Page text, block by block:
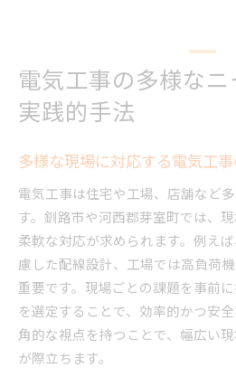
電気工事の多様なニ
実践的手法
多様な現場に対応する電気工
電気工事は住宅や工場、店舗など
す。釧路市や河西郡芽室町では、
柔軟な対応が求められます。例え
慮した配線設計、工場では高負荷
重要です。現場ごとの課題を事前
を選定することで、効率的かつ安
角的な視点を持つことで、幅広い
が際立ちます。